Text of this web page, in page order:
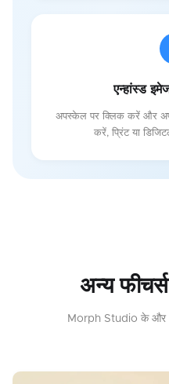
एन्हांस्ड
अपस्केल पर क्लिक करें और
करें, प्रिंट या
अन्य
Morph Studio के और